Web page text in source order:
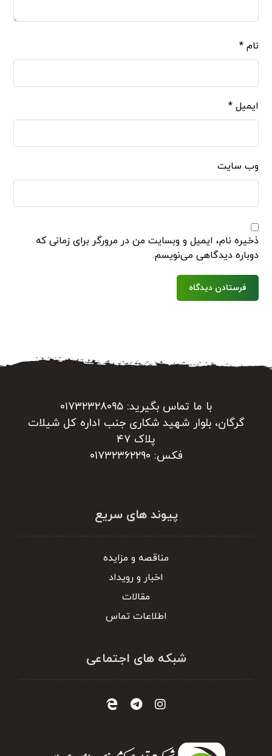
نام*
ایمیل*
وب‌ سایت
ذخیره نام، ایمیل و وبسایت من در مرورگر برای زمانی که
دوباره دیدگاهی می‌نویسم.
فرستادن دیدگاه
با ما تماس بگیرید: ۰۱۷۳۲۳۲۸۰۹۵
گرگان، بلوار شهید شکاری جنب اداره کل شیلات
پلاک ۴۷
فکس: ۰۱۷۳۲۳۶۲۲۹۰
پیوند های سریع
مناقصه و مزایده
اخبار و رویداد
مقالات
اطلاعات تماس
شبکه های اجتماعی